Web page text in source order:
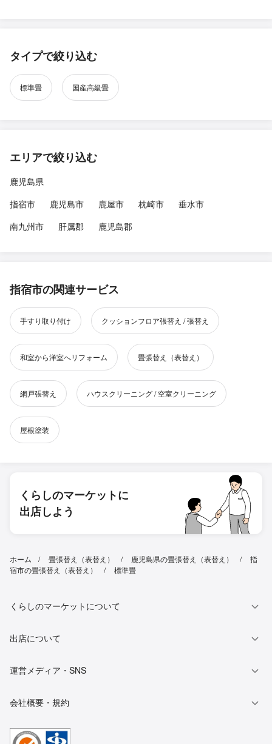
タイプで絞り込む
標準畳 国産高級畳
エリアで絞り込む
鹿児島県
指宿市
鹿児島市 鹿屋市 枕崎市
垂水市
南九州市
肝属郡 鹿児島郡
指宿市の関連サービス
手すり取り付け クッションフロア張替え / 張替え
和室から洋室へリフォーム 畳張替え（表替え）
網戸張替え ハウスクリーニング / 空室クリーニング
屋根塗装
くらしのマーケットに
出店しよう
ホーム 畳張替え（表替え） 鹿児島県の畳張替え（表替え）
指
宿市の畳張替え（表替え）
標準畳
くらしのマーケットについて
出店について
運営メディア・SNS
会社概要・規約